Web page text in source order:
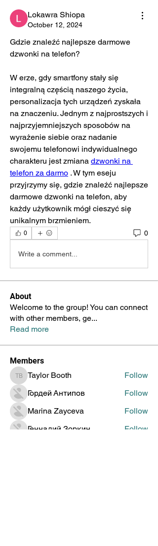
Lokawra Shiopa
October 12, 2024
Gdzie znaleźć najlepsze darmowe
dzwonki na telefon?
W erze, gdy smartfony stały się
integralną częścią naszego życia,
personalizacja tych urządzeń zyskała
na znaczeniu. Jednym z najprostszych i
najprzyjemniejszych sposobów na
wyrażenie siebie oraz nadanie
swojemu telefonowi indywidualnego
charakteru jest zmiana dzwonki na
telefon za darmo . W tym eseju
przyjrzymy się, gdzie znaleźć najlepsze
darmowe dzwonki na telefon, aby
każdy użytkownik mógł cieszyć się
unikalnym brzmieniem.
0 0
Write a comment...
About
Welcome to the group! You can connect
with other members, ge...
Read more
Members
Taylor Booth
Taylor Booth
Follow
Гордей Антипов
Follow
Marina Zayceva
Follow
Геннадий Зоркин
Follow